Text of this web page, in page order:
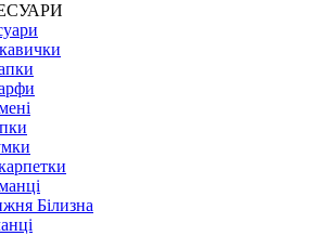
Білизна